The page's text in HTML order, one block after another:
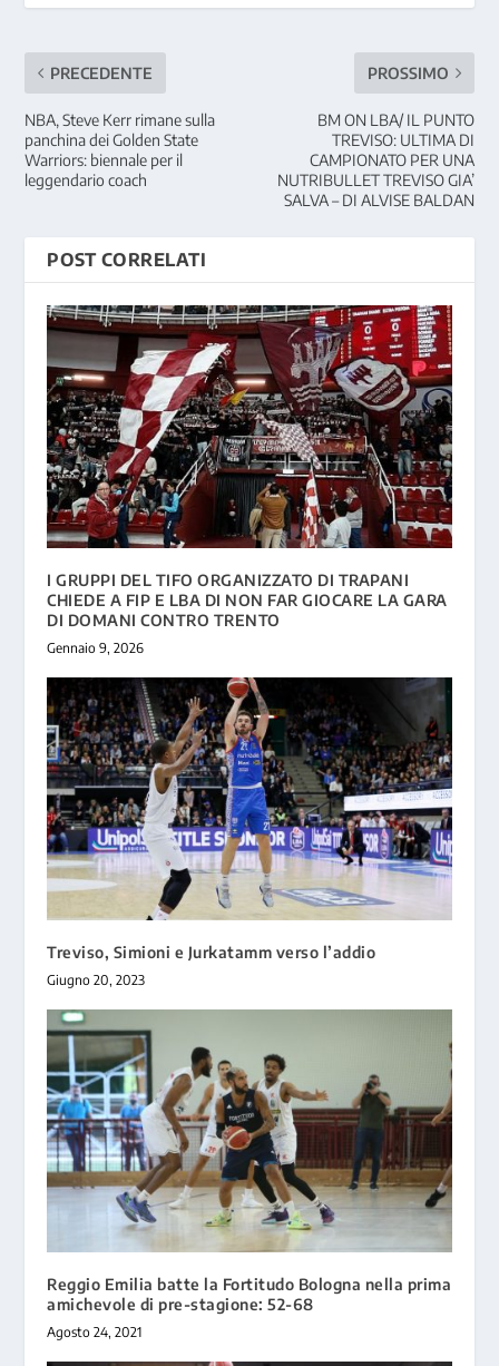
PRECEDENTE
NBA, Steve Kerr rimane sulla
panchina dei Golden State
Warriors: biennale per il
leggendario coach
PROSSIMO
BM ON LBA/ IL PUNTO
TREVISO: ULTIMA DI
CAMPIONATO PER UNA
NUTRIBULLET TREVISO GIA’
SALVA – DI ALVISE BALDAN
POST CORRELATI
I GRUPPI DEL TIFO ORGANIZZATO DI TRAPANI
CHIEDE A FIP E LBA DI NON FAR GIOCARE LA GARA
DI DOMANI CONTRO TRENTO
Gennaio 9, 2026
Treviso, Simioni e Jurkatamm verso l’addio
Giugno 20, 2023
Reggio Emilia batte la Fortitudo Bologna nella prima
amichevole di pre-stagione: 52-68
Agosto 24, 2021